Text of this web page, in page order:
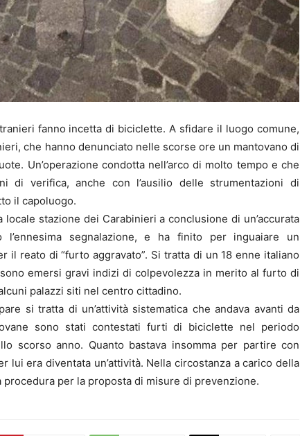
fanno incetta di biciclette. A sfidare il luogo comune,
che hanno denunciato nelle scorse ore un mantovano di
Un’operazione condotta nell’arco di molto tempo e che
di verifica, anche con l’ausilio delle strumentazioni di
il capoluogo.
stazione dei Carabinieri a conclusione di un’accurata
l’ennesima segnalazione, e ha finito per inguaiare un
il reato di “furto aggravato”. Si tratta di un 18 enne italiano
emersi gravi indizi di colpevolezza in merito al furto di
palazzi siti nel centro cittadino.
si tratta di un’attività sistematica che andava avanti da
sono stati contestati furti di biciclette nel periodo
scorso anno. Quanto bastava insomma per partire con
lui era diventata un’attività. Nella circostanza a carico della
procedura per la proposta di misure di prevenzione.